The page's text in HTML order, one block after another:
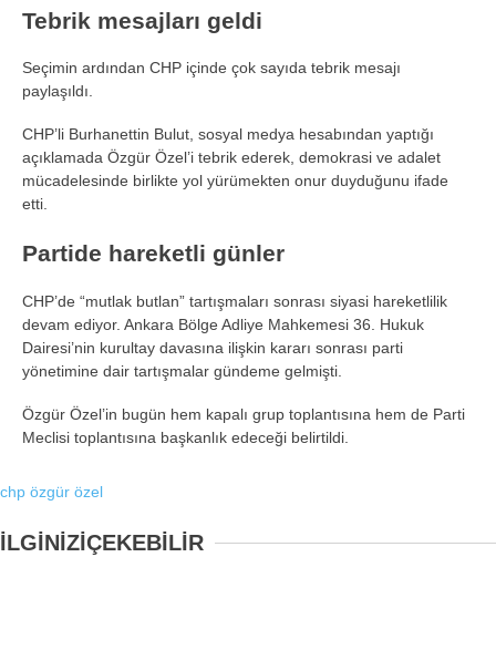
Tebrik mesajları geldi
Seçimin ardından CHP içinde çok sayıda tebrik mesajı
paylaşıldı.
CHP’li Burhanettin Bulut, sosyal medya hesabından yaptığı
açıklamada Özgür Özel’i tebrik ederek, demokrasi ve adalet
mücadelesinde birlikte yol yürümekten onur duyduğunu ifade
etti.
Partide hareketli günler
CHP’de “mutlak butlan” tartışmaları sonrası siyasi hareketlilik
devam ediyor. Ankara Bölge Adliye Mahkemesi 36. Hukuk
Dairesi’nin kurultay davasına ilişkin kararı sonrası parti
yönetimine dair tartışmalar gündeme gelmişti.
Özgür Özel’in bugün hem kapalı grup toplantısına hem de Parti
Meclisi toplantısına başkanlık edeceği belirtildi.
chp özgür özel
İLGİNİZİÇEKEBİLİR